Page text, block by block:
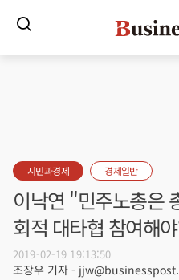
시민과경제 경제일반
이낙연 "민주노총은
회적 대타협 참여해
2019-02-19 19:13:50
조장우 기자 -